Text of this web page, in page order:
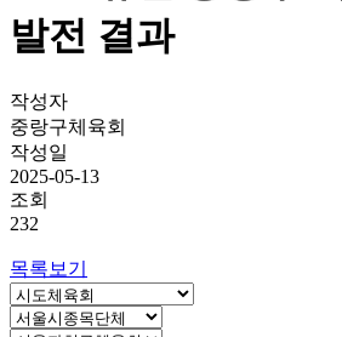
발전 결과
작성자
중랑구체육회
작성일
2025-05-13
조회
232
목록보기